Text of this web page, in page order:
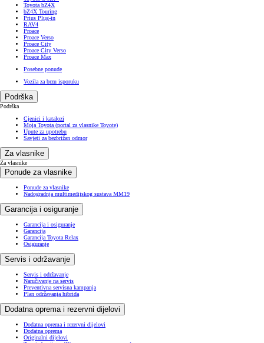
Toyota bZ4X
bZ4X Touring
Prius Plug-in
RAV4
Proace
Proace Verso
Proace City
Proace City Verso
Proace Max
Posebne ponude
Vozila za brzu isporuku
Podrška
Podrška
Cjenici i katalozi
Moja Toyota (portal za vlasnike Toyote)
Upute za upotrebu
Savjeti za bezbrižan odmor
Za vlasnike
Za vlasnike
Ponude za vlasnike
Ponude za vlasnike
Nadogradnja multimedijskog sustava MM19
Garancija i osiguranje
Garancija i osiguranje
Garancija
Garancija Toyota Relax
Osiguranje
Servis i održavanje
Servis i održavanje
Naručivanje na servis
Preventivna servisna kampanja
Plan održavanja hibrida
Dodatna oprema i rezervni dijelovi
Dodatna oprema i rezervni dijelovi
Dodatna oprema
Originalni dijelovi